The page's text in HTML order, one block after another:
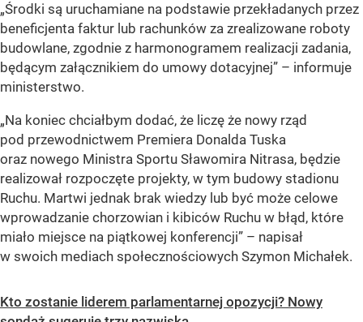
„Środki są uruchamiane na podstawie przekładanych przez
beneficjenta faktur lub rachunków za zrealizowane roboty
budowlane, zgodnie z harmonogramem realizacji zadania,
będącym załącznikiem do umowy dotacyjnej” – informuje
ministerstwo.
„Na koniec chciałbym dodać, że liczę że nowy rząd
pod przewodnictwem Premiera Donalda Tuska
oraz nowego Ministra Sportu Sławomira Nitrasa, będzie
realizował rozpoczęte projekty, w tym budowy stadionu
Ruchu. Martwi jednak brak wiedzy lub być może celowe
wprowadzanie chorzowian i kibiców Ruchu w błąd, które
miało miejsce na piątkowej konferencji” – napisał
w swoich mediach społecznościowych Szymon Michałek.
Kto zostanie liderem parlamentarnej opozycji? Nowy